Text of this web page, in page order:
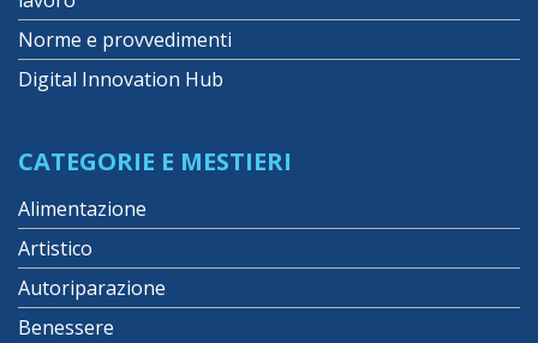
Norme e provvedimenti
Digital Innovation Hub
CATEGORIE E MESTIERI
Alimentazione
Artistico
Autoriparazione
Benessere